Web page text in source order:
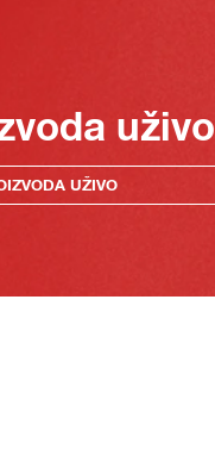
uživo
UŽIVO